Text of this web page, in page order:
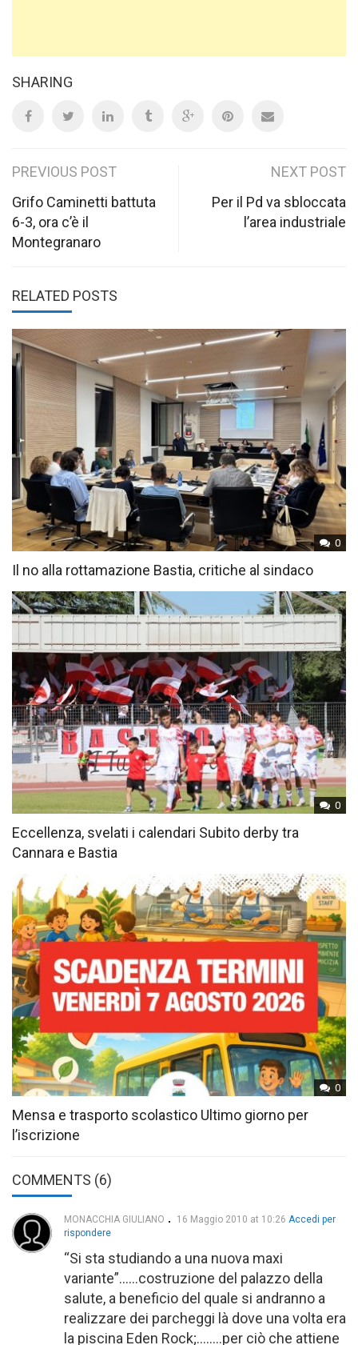
SHARING
Post
navigation
PREVIOUS POST
Grifo Caminetti battuta
6-3, ora c’è il
Montegranaro
NEXT POST
Per il Pd va sbloccata
l’area industriale
RELATED POSTS
0
Il no alla rottamazione Bastia, critiche al sindaco
0
Eccellenza, svelati i calendari Subito derby tra
Cannara e Bastia
0
Mensa e trasporto scolastico Ultimo giorno per
l’iscrizione
COMMENTS (6)
MONACCHIA GIULIANO 16 Maggio 2010 at 10:26 Accedi per
rispondere
“Si sta studiando a una nuova maxi
variante”……costruzione del palazzo della
salute, a beneficio del quale si andranno a
realizzare dei parcheggi là dove una volta era
la piscina Eden Rock;……..per ciò che attiene